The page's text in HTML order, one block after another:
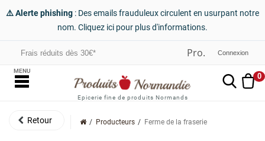
⚠️ Alerte phishing : Des emails frauduleux circulent en usurpant notre
nom. Cliquez ici pour plus d'informations.
Frais réduits dès 30€* Connexion
Epicerie fine de produits Normands
0
MENU
Producteurs Ferme de la fraserie